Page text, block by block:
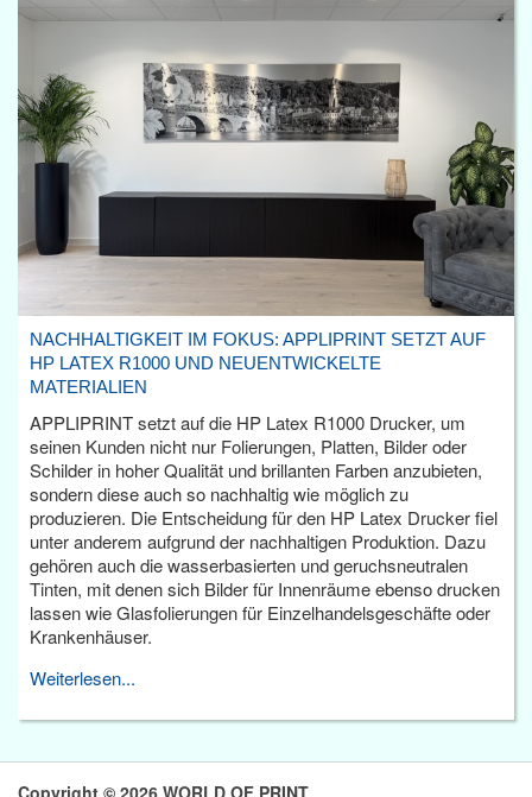
NACHHALTIGKEIT IM FOKUS: APPLIPRINT SETZT AUF
HP LATEX R1000 UND NEUENTWICKELTE
MATERIALIEN
APPLIPRINT setzt auf die HP Latex R1000 Drucker, um
seinen Kunden nicht nur Folierungen, Platten, Bilder oder
Schilder in hoher Qualität und brillanten Farben anzubieten,
sondern diese auch so nachhaltig wie möglich zu
produzieren. Die Entscheidung für den HP Latex Drucker fiel
unter anderem aufgrund der nachhaltigen Produktion. Dazu
gehören auch die wasserbasierten und geruchsneutralen
Tinten, mit denen sich Bilder für Innenräume ebenso drucken
lassen wie Glasfolierungen für Einzelhandelsgeschäfte oder
Krankenhäuser.
Weiterlesen...